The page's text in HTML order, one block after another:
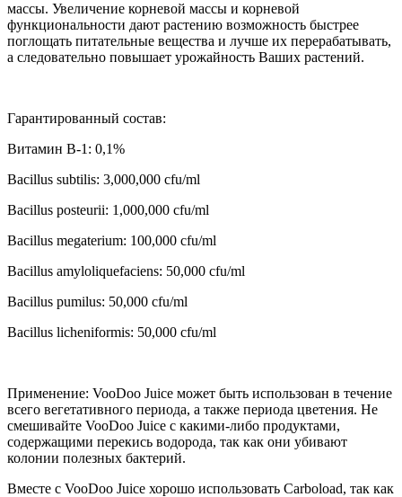
массы. Увеличение корневой массы и корневой
функциональности дают растению возможность быстрее
поглощать питательные вещества и лучше их перерабатывать,
а следовательно повышает урожайность Ваших растений.
Гарантированный состав:
Витамин В-1: 0,1%
Bacillus subtilis: 3,000,000 cfu/ml
Bacillus posteurii: 1,000,000 cfu/ml
Bacillus megaterium: 100,000 cfu/ml
Bacillus amyloliquefaciens: 50,000 cfu/ml
Bacillus pumilus: 50,000 cfu/ml
Bacillus licheniformis: 50,000 cfu/ml
Применение: VooDoo Juice может быть использован в течение
всего вегетативного периода, а также периода цветения. Не
смешивайте VooDoo Juice с какими-либо продуктами,
содержащими перекись водорода, так как они убивают
колонии полезных бактерий.
Вместе с VooDoo Juice хорошо использовать Carboload, так как